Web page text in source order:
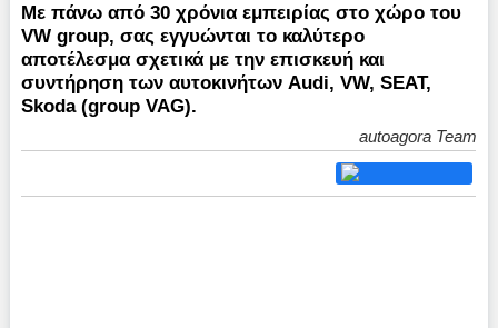
Με πάνω από 30 χρόνια εμπειρίας στο χώρο του
VW group, σας εγγυώνται το καλύτερο
αποτέλεσμα σχετικά με την επισκευή και
συντήρηση των αυτοκινήτων Audi, VW, SEAT,
Skoda (group VAG).
autoagora Team